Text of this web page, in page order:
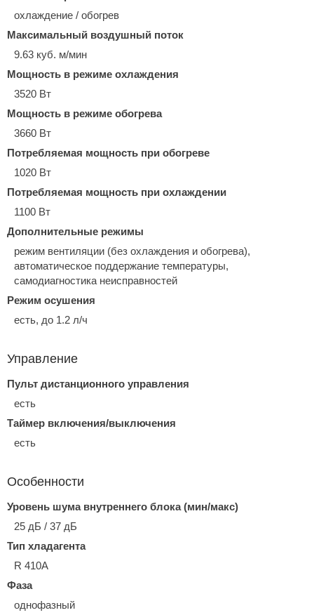
охлаждение / обогрев
Максимальный воздушный поток
9.63 куб. м/мин
Мощность в режиме охлаждения
3520 Вт
Мощность в режиме обогрева
3660 Вт
Потребляемая мощность при обогреве
1020 Вт
Потребляемая мощность при охлаждении
1100 Вт
Дополнительные режимы
режим вентиляции (без охлаждения и обогрева),
автоматическое поддержание температуры,
самодиагностика неисправностей
Режим осушения
есть, до 1.2 л/ч
Управление
Пульт дистанционного управления
есть
Таймер включения/выключения
есть
Особенности
Уровень шума внутреннего блока (мин/макс)
25 дБ / 37 дБ
Тип хладагента
R 410A
Фаза
однофазный